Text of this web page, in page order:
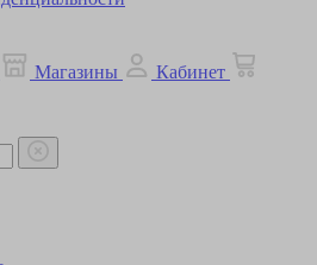
Магазины
Кабинет